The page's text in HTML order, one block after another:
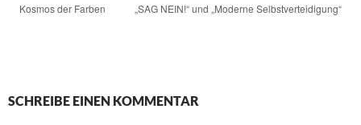
Kosmos der Farben „SAG NEIN!“ und „Moderne Selbstverteidigung“
SCHREIBE EINEN KOMMENTAR